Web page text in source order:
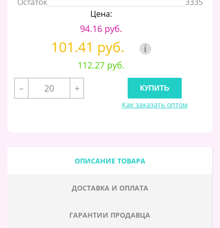
Цена:
94.16 руб.
101.41 руб. i
112.27 руб.
–
+
Как заказать оптом
ОПИСАНИЕ ТОВАРА
ДОСТАВКА И ОПЛАТА
ГАРАНТИИ ПРОДАВЦА